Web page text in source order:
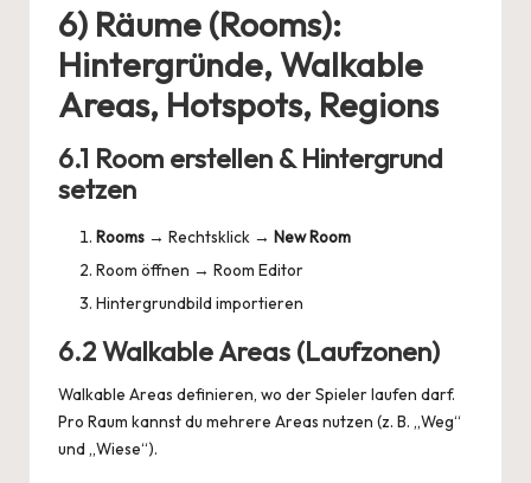
6) Räume (Rooms):
Hintergründe, Walkable
Areas, Hotspots, Regions
6.1 Room erstellen & Hintergrund
setzen
Rooms → Rechtsklick → New Room
Room öffnen → Room Editor
Hintergrundbild importieren
6.2 Walkable Areas (Laufzonen)
Walkable Areas definieren, wo der Spieler laufen darf.
Pro Raum kannst du mehrere Areas nutzen (z. B. „Weg“
und „Wiese“).